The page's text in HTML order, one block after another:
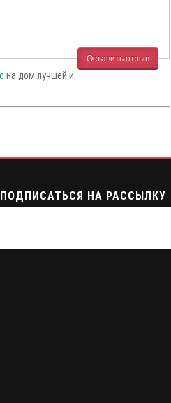
Оставить отзыв
на дом лучшей и
ПОДПИСАТЬСЯ НА РАССЫЛКУ